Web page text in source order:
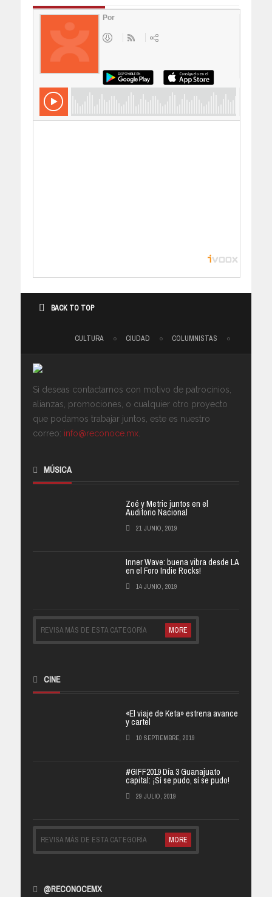
BACK TO TOP
CULTURA CIUDAD COLUMNISTAS
Si deseas contactarnos con motivo de patrocinios,
alianzas, promociones, o cualquier otro proyecto
que podamos trabajar juntos, este es nuestro
correo: info@reconoce.mx.
MÚSICA
Zoé y Metric juntos en el
Auditorio Nacional
21 JUNIO, 2019
Inner Wave: buena vibra desde LA
en el Foro Indie Rocks!
14 JUNIO, 2019
REVISA MÁS DE ESTA CATEGORÍA MORE
CINE
«El viaje de Keta» estrena avance
y cartel
10 SEPTIEMBRE, 2019
#GIFF2019 Día 3 Guanajuato
capital: ¡Sí se pudo, sí se pudo!
29 JULIO, 2019
REVISA MÁS DE ESTA CATEGORÍA MORE
@RECONOCEMX